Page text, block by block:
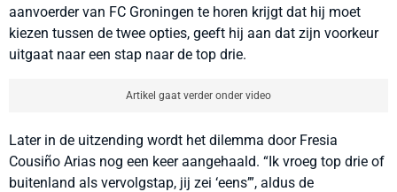
aanvoerder van FC Groningen te horen krijgt dat hij moet
kiezen tussen de twee opties, geeft hij aan dat zijn voorkeur
uitgaat naar een stap naar de top drie.
Artikel gaat verder onder video
Later in de uitzending wordt het dilemma door Fresia
Cousiño Arias nog een keer aangehaald. “Ik vroeg top drie of
buitenland als vervolgstap, jij zei ‘eens’”, aldus de